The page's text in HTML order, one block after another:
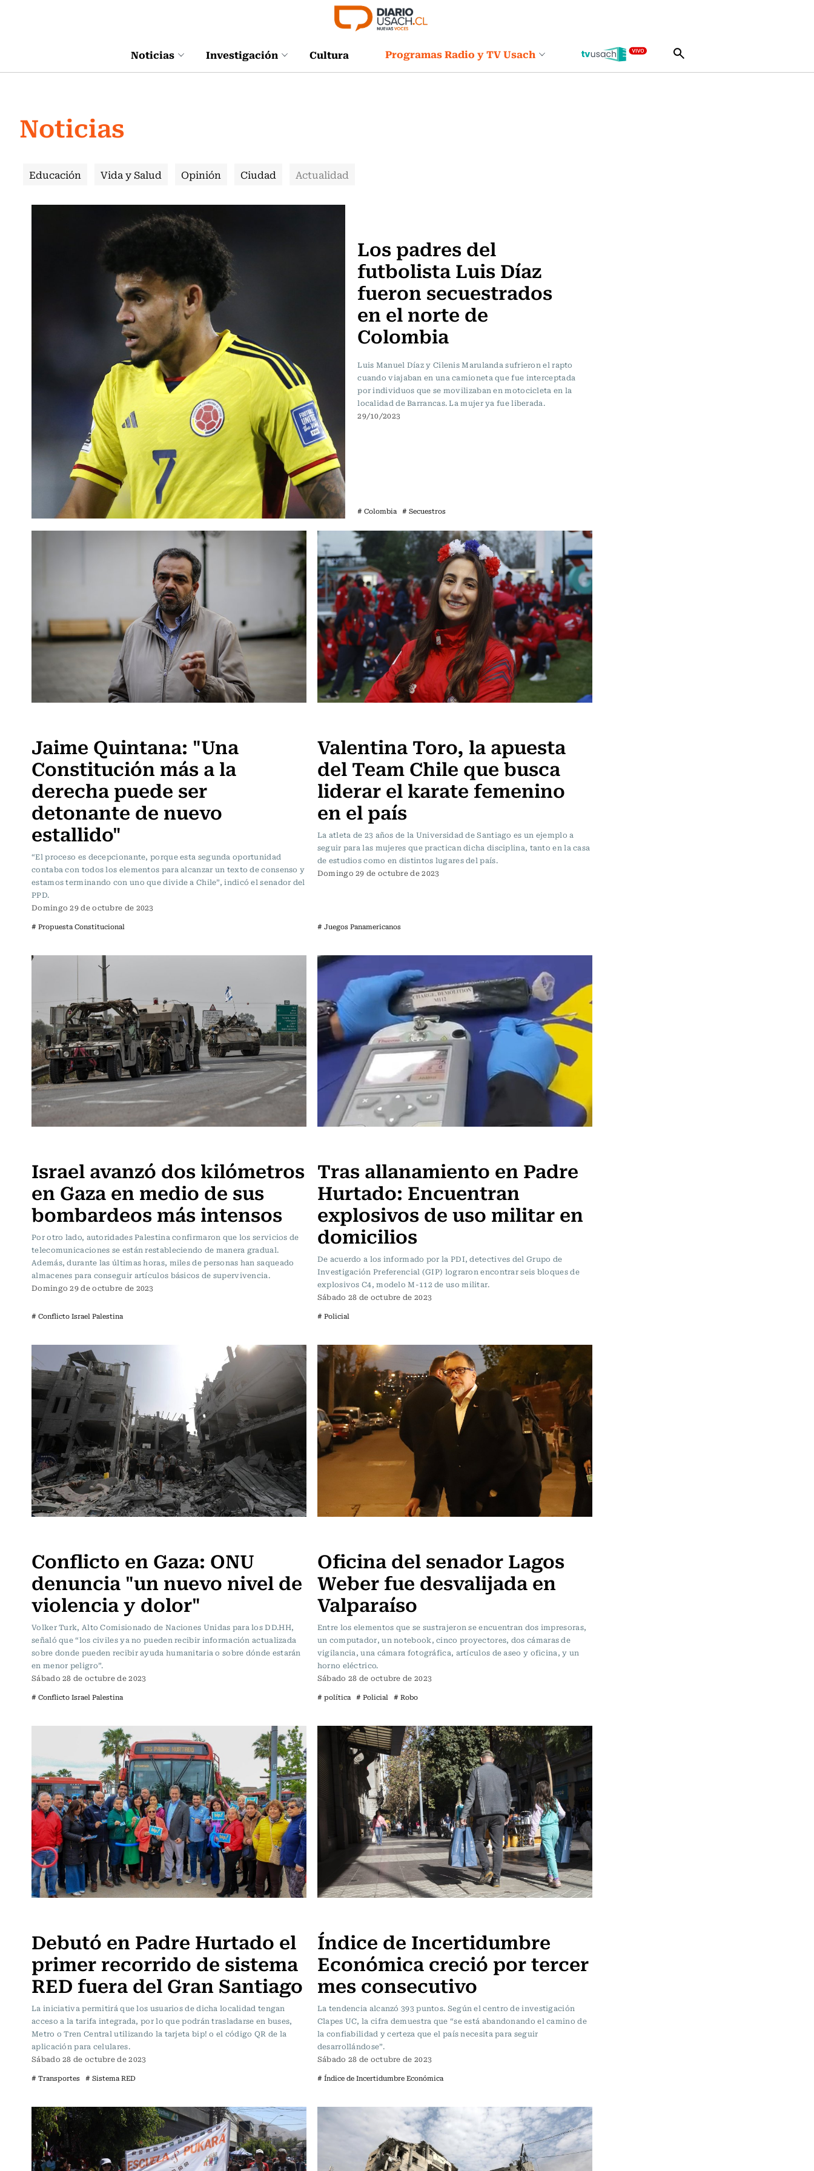
Noticias Investigación Cultura Programas Radio y TV Usach
Noticias
Educación Vida y Salud Opinión Ciudad Actualidad
Los padres del
futbolista Luis Díaz
fueron secuestrados
en el norte de
Colombia
Luis Manuel Díaz y Cilenis Marulanda sufrieron el rapto
cuando viajaban en una camioneta que fue interceptada
por individuos que se movilizaban en motocicleta en la
localidad de Barrancas. La mujer ya fue liberada.
29/10/2023
# Colombia # Secuestros
Jaime Quintana: "Una
Constitución más a la
derecha puede ser
detonante de nuevo
estallido"
“El proceso es decepcionante, porque esta segunda oportunidad
contaba con todos los elementos para alcanzar un texto de consenso y
estamos terminando con uno que divide a Chile”, indicó el senador del
PPD.
Domingo 29 de octubre de 2023
# Propuesta Constitucional
Valentina Toro, la apuesta
del Team Chile que busca
liderar el karate femenino
en el país
La atleta de 23 años de la Universidad de Santiago es un ejemplo a
seguir para las mujeres que practican dicha disciplina, tanto en la casa
de estudios como en distintos lugares del país.
Domingo 29 de octubre de 2023
# Juegos Panamericanos
Israel avanzó dos kilómetros
en Gaza en medio de sus
bombardeos más intensos
Por otro lado, autoridades Palestina confirmaron que los servicios de
telecomunicaciones se están restableciendo de manera gradual.
Además, durante las últimas horas, miles de personas han saqueado
almacenes para conseguir artículos básicos de supervivencia.
Domingo 29 de octubre de 2023
# Conflicto Israel Palestina
Tras allanamiento en Padre
Hurtado: Encuentran
explosivos de uso militar en
domicilios
De acuerdo a los informado por la PDI, detectives del Grupo de
Investigación Preferencial (GIP) lograron encontrar seis bloques de
explosivos C4, modelo M-112 de uso militar.
Sábado 28 de octubre de 2023
# Policial
Conflicto en Gaza: ONU
denuncia "un nuevo nivel de
violencia y dolor"
Volker Turk, Alto Comisionado de Naciones Unidas para los DD.HH,
señaló que “los civiles ya no pueden recibir información actualizada
sobre donde pueden recibir ayuda humanitaria o sobre dónde estarán
en menor peligro”.
Sábado 28 de octubre de 2023
# Conflicto Israel Palestina
Oficina del senador Lagos
Weber fue desvalijada en
Valparaíso
Entre los elementos que se sustrajeron se encuentran dos impresoras,
un computador, un notebook, cinco proyectores, dos cámaras de
vigilancia, una cámara fotográfica, artículos de aseo y oficina, y un
horno eléctrico.
Sábado 28 de octubre de 2023
# política # Policial # Robo
Debutó en Padre Hurtado el
primer recorrido de sistema
RED fuera del Gran Santiago
La iniciativa permitirá que los usuarios de dicha localidad tengan
acceso a la tarifa integrada, por lo que podrán trasladarse en buses,
Metro o Tren Central utilizando la tarjeta bip! o el código QR de la
aplicación para celulares.
Sábado 28 de octubre de 2023
# Transportes # Sistema RED
Índice de Incertidumbre
Económica creció por tercer
mes consecutivo
La tendencia alcanzó 393 puntos. Según el centro de investigación
Clapes UC, la cifra demuestra que “se está abandonando el camino de
la confiabilidad y certeza que el país necesita para seguir
desarrollándose”.
Sábado 28 de octubre de 2023
# Índice de Incertidumbre Económica